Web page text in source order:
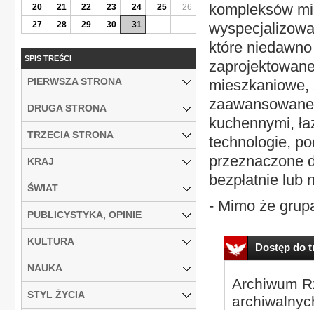
kompleksów
które
kuchennymi,
technologie,
przeznaczone
bezpłatnie lub
- Mimo że
Dostęp do
Archiwum
20
21 22 23 24 25
26
27
28 29 30 31
SPIS TREŚCI
PIERWSZA STRONA
DRUGA STRONA
TRZECIA STRONA
KRAJ
ŚWIAT
PUBLICYSTYKA, OPINIE
KULTURA
NAUKA
STYL ŻYCIA